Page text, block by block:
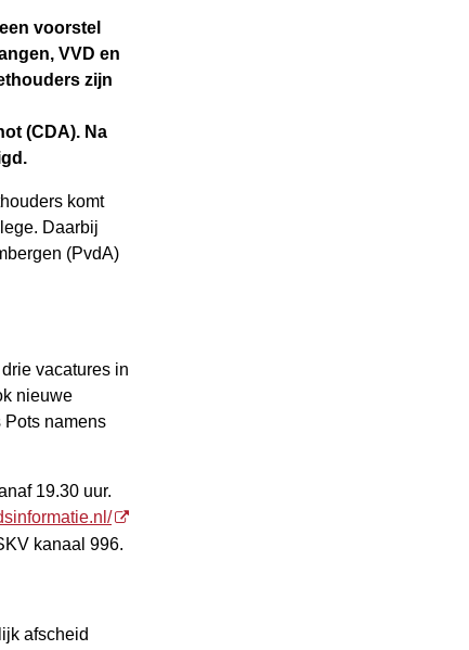
voorstel
VVD en
zijn
(CDA). Na
komt
Daarbij
(PvdA)
vacatures in
nieuwe
Pots namens
19.30 uur.
kanaal 996.
afscheid